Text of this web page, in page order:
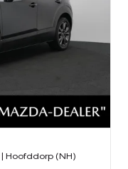
| Hoofddorp (NH)